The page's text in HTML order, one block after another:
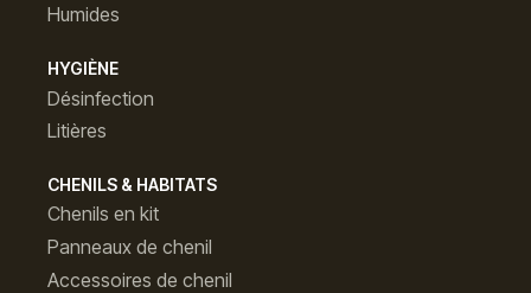
Humides
HYGIÈNE
Désinfection
Litières
CHENILS & HABITATS
Chenils en kit
Panneaux de chenil
Accessoires de chenil